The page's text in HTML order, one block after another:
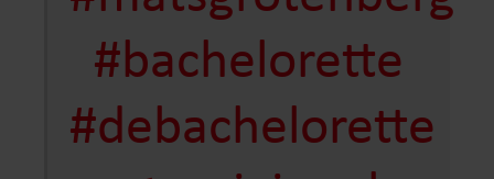
#bachelorette
#debachelorette